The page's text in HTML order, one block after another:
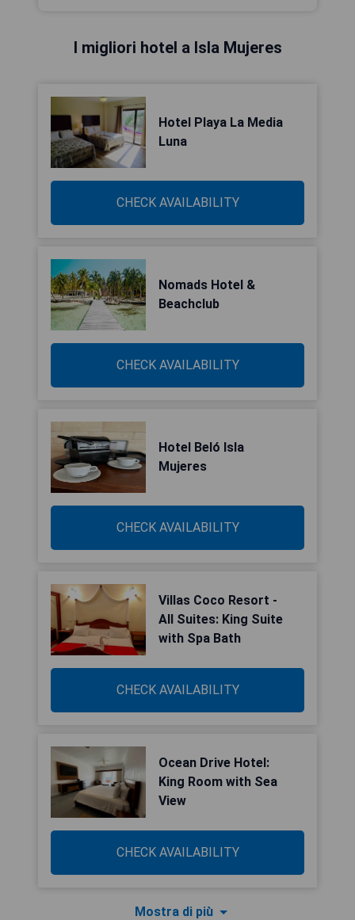
I migliori hotel a Isla Mujeres
Hotel Playa La Media
Luna
CHECK AVAILABILITY
Nomads Hotel &
Beachclub
CHECK AVAILABILITY
Hotel Beló Isla
Mujeres
CHECK AVAILABILITY
Villas Coco Resort -
All Suites: King Suite
with Spa Bath
CHECK AVAILABILITY
Ocean Drive Hotel:
King Room with Sea
View
CHECK AVAILABILITY
Mostra di più